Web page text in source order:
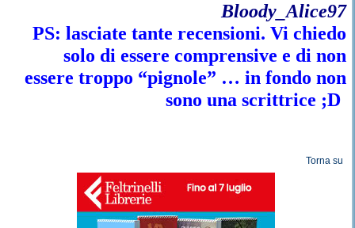
Bloody_Alice97
PS: lasciate tante recensioni. Vi chiedo
solo di essere comprensive e di non
essere troppo “pignole” … in fondo non
sono una scrittrice ;D
Torna su